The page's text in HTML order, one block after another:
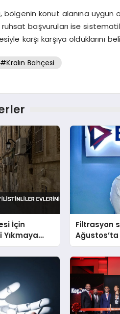
konut alanına uygun
ruhsat başvuruları ise
karşı karşıya olduklarını
#Kralın Bahçesi
İçin
Yıkmaya
Filtrasyon
Ağustos’ta
buluşacak